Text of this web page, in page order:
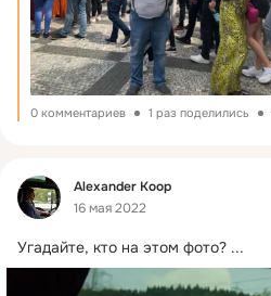
0 комментариев 1 раз поделились
Фид
Alexander Кoop
16 мая 2022
Угадайте, кто на этом фото? ...